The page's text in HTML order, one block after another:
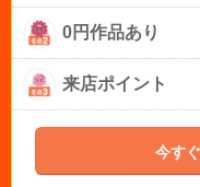
0円作品あり
来店ポイント
今す